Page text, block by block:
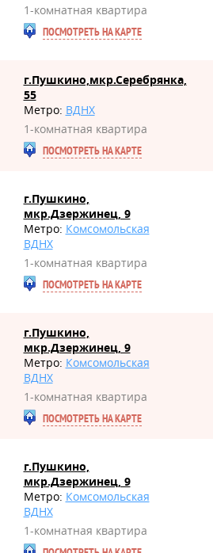
1-комнатная квартира
ПОСМОТРЕТЬ НА КАРТЕ
г.Пушкино,мкр.Серебрянка,
55
Метро: ВДНХ
1-комнатная квартира
ПОСМОТРЕТЬ НА КАРТЕ
г.Пушкино,
мкр.Дзержинец, 9
Метро: Комсомольская
ВДНХ
1-комнатная квартира
ПОСМОТРЕТЬ НА КАРТЕ
г.Пушкино,
мкр.Дзержинец, 9
Метро: Комсомольская
ВДНХ
1-комнатная квартира
ПОСМОТРЕТЬ НА КАРТЕ
г.Пушкино,
мкр.Дзержинец, 9
Метро: Комсомольская
ВДНХ
1-комнатная квартира